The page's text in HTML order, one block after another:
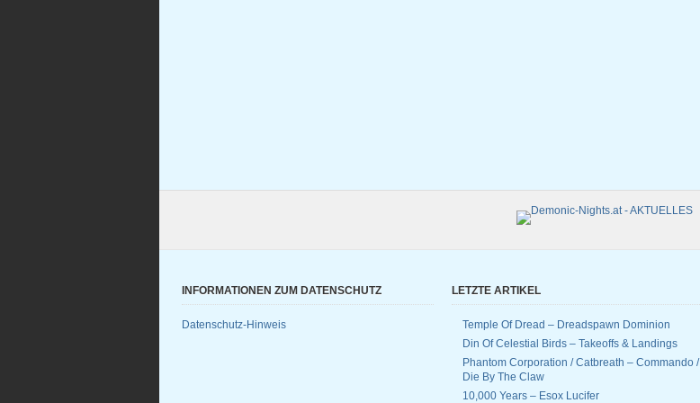
INFORMATIONEN ZUM DATENSCHUTZ
Datenschutz-Hinweis
LETZTE ARTIKEL
Temple Of Dread – Dreadspawn Dominion
Din Of Celestial Birds – Takeoffs & Landings
Phantom Corporation / Catbreath – Commando /
Die By The Claw
10,000 Years – Esox Lucifer